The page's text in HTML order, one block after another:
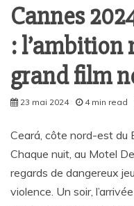
Cannes
: l’ambition
grand film
23 mai 2024 4 min read
Ceará, côte nord-est du
Chaque nuit, au Motel
regards de dangereux
violence. Un soir,